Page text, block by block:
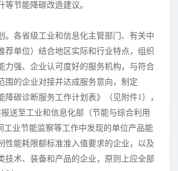
等节能降碳改造建议。
。各省级工业和信息化主管部门、有关中
荐单位）结合地区实际和行业特点，组织
力强、企业认可度好的服务机构，与符合
围的企业对接并达成服务意向，制定
降碳诊断服务工作计划表》（见附件1），
送至工业和信息化部（节能与综合利用
工业节能监察等工作中发现的单位产品能
性能耗限额标准准入值要求的企业，以及
技术、装备和产品的企业，原则上应全部